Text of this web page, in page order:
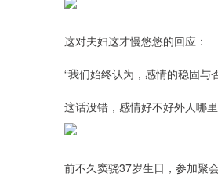
这对夫妇这才慢悠悠的回应：
“我们始终认为，感情的稳固与
这话没错，感情好不好外人哪里
前不久窦骁37岁生日，参加聚